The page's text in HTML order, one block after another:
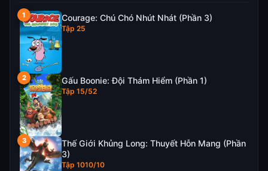
Courage: Chú Chó Nhút Nhát (Phần 3)
Tập 25
Gấu Boonie: Đội Thám Hiểm (Phần 1)
Tập 15/52
Thế Giới Khủng Long: Thuyết Hỗn Mang (Phần
3)
Tập 1010/10